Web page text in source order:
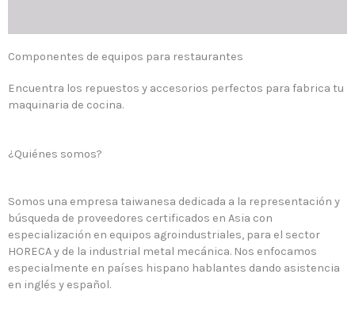
Componentes de equipos para restaurantes
Encuentra los repuestos y accesorios perfectos para fabrica tu
maquinaria de cocina.
¿Quiénes somos?
Somos una empresa taiwanesa dedicada a la representación y
búsqueda de proveedores certificados en Asia con
especialización en equipos agroindustriales, para el sector
HORECA y de la industrial metal mecánica. Nos enfocamos
especialmente en países hispano hablantes dando asistencia
en inglés y español.